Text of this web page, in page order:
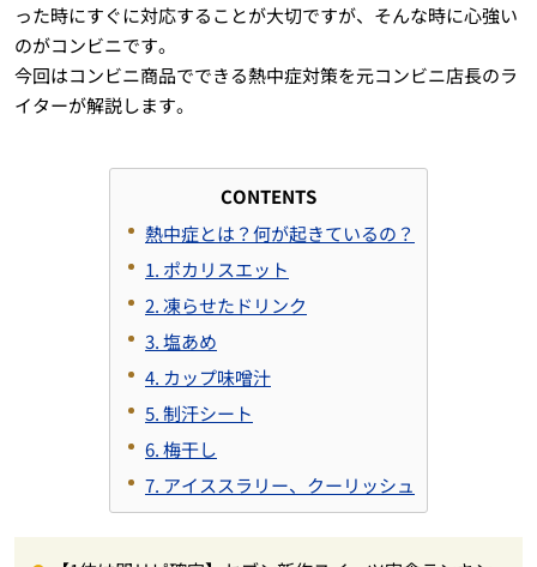
った時にすぐに対応することが大切ですが、そんな時に心強い
のがコンビニです。
今回はコンビニ商品でできる熱中症対策を元コンビニ店長のラ
イターが解説します。
CONTENTS
熱中症とは？何が起きているの？
1. ポカリスエット
2. 凍らせたドリンク
3. 塩あめ
4. カップ味噌汁
5. 制汗シート
6. 梅干し
7. アイススラリー、クーリッシュ